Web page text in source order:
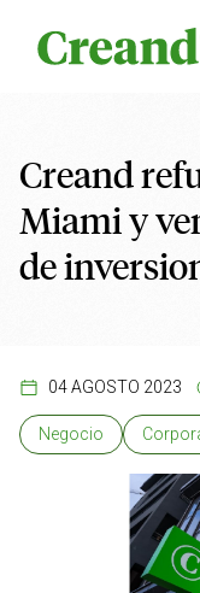
Creand
Miami y
de
04 AGOSTO 2023
Negocio